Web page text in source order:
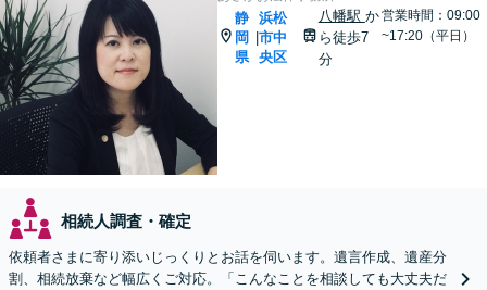
静
岡
県
|
浜松
市中
央区
八幡駅 か
ら徒歩7
分
営業時間：09:00
~17:20（平日）
相続人調査・確定
依頼者さまに寄り添いじっくりとお話を伺います。遺言作成、遺産分
割、相続放棄など幅広くご対応。「こんなことを相談しても大丈夫だ